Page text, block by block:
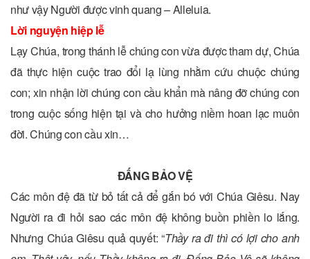
như vậy Người được vinh quang – Alleluia.
Lời nguyện hiệp lễ
Lạy Chúa, trong thánh lễ chúng con vừa được tham dự, Chúa
đã thực hiện cuộc trao đổi lạ lùng nhằm cứu chuộc chúng
con; xin nhận lời chúng con cầu khẩn mà nâng đỡ chúng con
trong cuộc sống hiện tại và cho hưởng niềm hoan lạc muôn
đời. Chúng con cầu xin…
ĐẤNG BẢO VỆ
Các môn đệ đã từ bỏ tất cả để gắn bó với Chúa Giêsu. Nay
Người ra đi hỏi sao các môn đệ không buồn phiền lo lắng.
Nhưng Chúa Giêsu quả quyết: “Thầy ra đi thì có lợi cho anh